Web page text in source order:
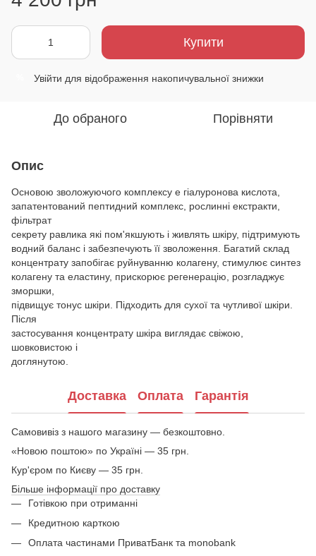
Купити
Увійти для відображення накопичувальної знижки
До обраного Порівняти
Опис
Основою зволожуючого комплексу е гіалуронова кислота,
запатентований пептидний комплекс, рослинні екстракти,
фільтрат
секрету равлика які пом'якшують і живлять шкіру, підтримують
водний баланс і забезпечують її зволоження. Багатий склад
концентрату запобігає руйнуванню колагену, стимулює синтез
колагену та еластину, прискорює регенерацію, розгладжує
зморшки,
підвищує тонус шкіри. Підходить для сухої та чутливої шкіри.
Після
застосування концентрату шкіра виглядає свіжою,
шовковистою і
доглянутою.
Доставка Оплата Гарантія
Самовивіз з нашого магазину — безкоштовно.
«Новою поштою» по Україні — 35 грн.
Кур'єром по Києву — 35 грн.
Більше інформації про доставку
Готівкою при отриманні
Кредитною карткою
Оплата частинами ПриватБанк та monobank